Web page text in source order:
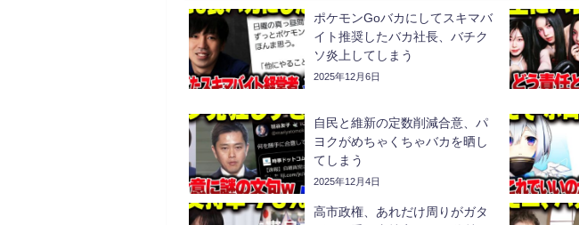
ポケモンGoバカにしてスキマバ
イト推奨したバカ社長、バチク
ソ炎上してしまう
2025年12月6日
自民と維新の定数削減合意、パ
ヨクがめちゃくちゃバカを晒し
てしまう
2025年12月4日
高市政権、あれだけ周りがガタ